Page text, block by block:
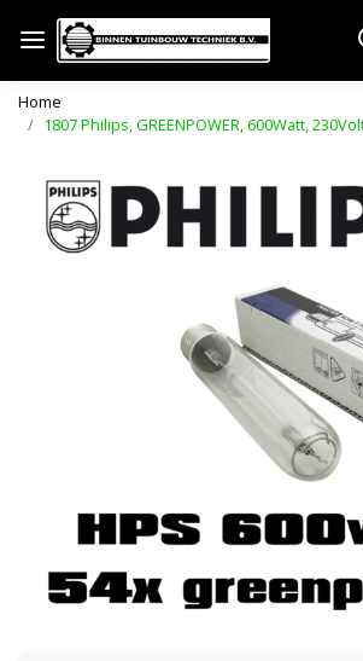
Home
1807 Philips, GREENPOWER, 600Watt,